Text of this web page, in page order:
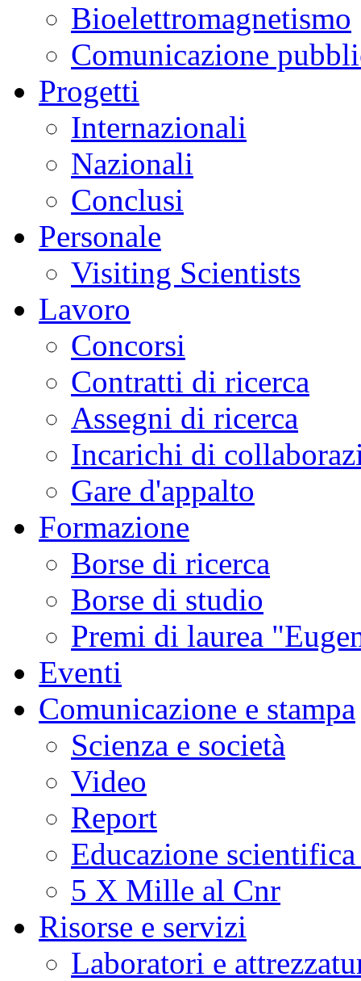
Bioelettromagnetismo
Comunicazione
Progetti
Internazionali
Nazionali
Conclusi
Personale
Visiting Scientists
Lavoro
Concorsi
Contratti di ricerca
Assegni di ricerca
Incarichi di
Gare d'appalto
Formazione
Borse di ricerca
Borse di studio
Premi di laurea
Eventi
Comunicazione e stampa
Scienza e società
Video
Report
Educazione
5 X Mille al Cnr
Risorse e servizi
Laboratori e